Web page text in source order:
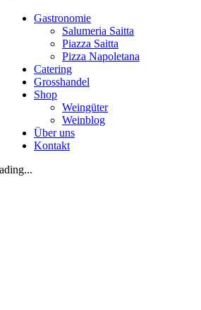
Gastronomie
Salumeria Saitta
Piazza Saitta
Pizza Napoletana
Catering
Grosshandel
Shop
Weingüter
Weinblog
Über uns
Kontakt